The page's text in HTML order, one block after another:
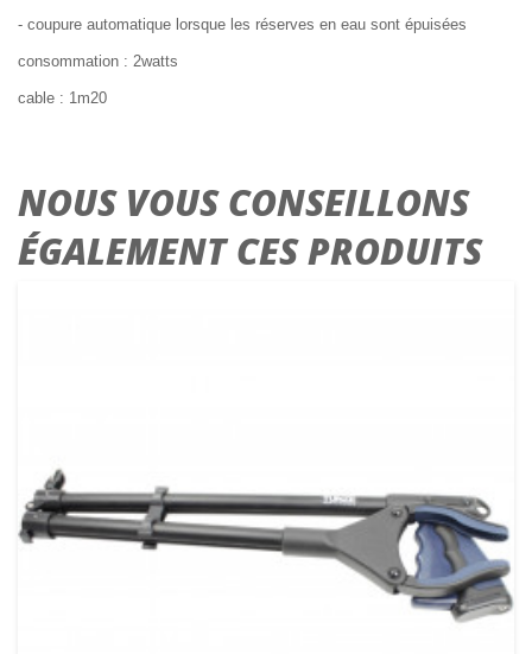
- coupure automatique lorsque les réserves en eau sont épuisées
consommation : 2watts
cable : 1m20
NOUS VOUS CONSEILLONS
ÉGALEMENT CES PRODUITS